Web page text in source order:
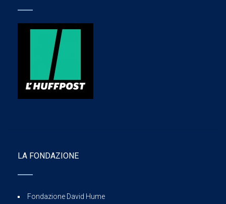
LA FONDAZIONE
Fondazione David Hume